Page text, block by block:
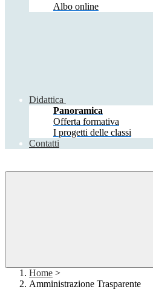
Albo online
Didattica
Panoramica
Offerta formativa
I progetti delle classi
Contatti
Home >
Amministrazione Trasparente